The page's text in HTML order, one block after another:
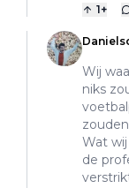
1+
Wij
niks
Wat
de